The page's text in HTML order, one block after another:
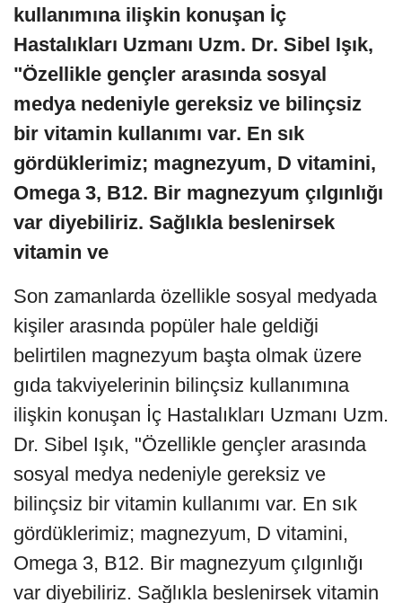
kullanımına ilişkin konuşan İç
Hastalıkları Uzmanı Uzm. Dr. Sibel Işık,
"Özellikle gençler arasında sosyal
medya nedeniyle gereksiz ve bilinçsiz
bir vitamin kullanımı var. En sık
gördüklerimiz; magnezyum, D vitamini,
Omega 3, B12. Bir magnezyum çılgınlığı
var diyebiliriz. Sağlıkla beslenirsek
vitamin ve
Son zamanlarda özellikle sosyal medyada
kişiler arasında popüler hale geldiği
belirtilen magnezyum başta olmak üzere
gıda takviyelerinin bilinçsiz kullanımına
ilişkin konuşan İç Hastalıkları Uzmanı Uzm.
Dr. Sibel Işık, "Özellikle gençler arasında
sosyal medya nedeniyle gereksiz ve
bilinçsiz bir vitamin kullanımı var. En sık
gördüklerimiz; magnezyum, D vitamini,
Omega 3, B12. Bir magnezyum çılgınlığı
var diyebiliriz. Sağlıkla beslenirsek vitamin